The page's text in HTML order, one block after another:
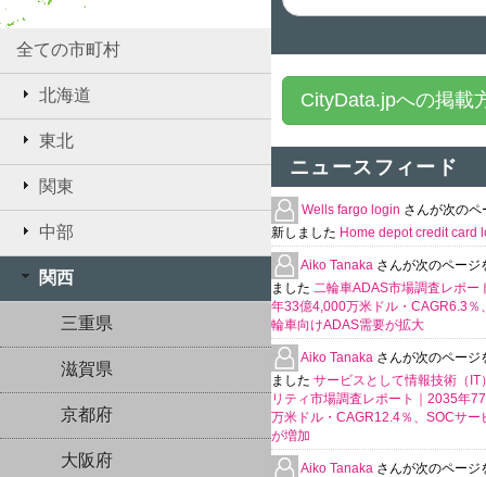
全ての市町村
北海道
東北
関東
中部
関西
三重県
滋賀県
京都府
大阪府
CityData.jpへの掲載
ニュースフィード
Wells fargo login さんが次のペ
新しました Home depot credit card
Aiko Tanaka さんが次のページ
ました 二輪車ADAS市場調査レポー
年33億4,000万米ドル・CAGR6.3％
輪車向けADAS需要が拡大
Aiko Tanaka さんが次のページ
ました サービスとして情報技術（IT
リティ市場調査レポート｜2035年
万米ドル・CAGR12.4％、SOCサー
が増加
Aiko Tanaka さんが次のページ